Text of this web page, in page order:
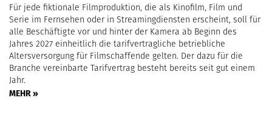
Für jede fiktionale Filmproduktion, die als Kinofilm, Film und
Serie im Fernsehen oder in Streamingdiensten erscheint, soll für
alle Beschäftigte vor und hinter der Kamera ab Beginn des
Jahres 2027 einheitlich die tarifvertragliche betriebliche
Altersversorgung für Filmschaffende gelten. Der dazu für die
Branche vereinbarte Tarifvertrag besteht bereits seit gut einem
Jahr.
MEHR »